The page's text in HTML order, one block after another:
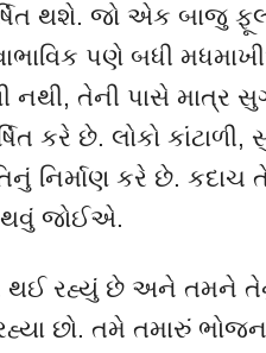
થશે. જો એક બાજુ
પણે બધી
નથી, તેની પાસે માત્ર
કરે છે. લોકો કાંટાળી,
નિર્માણ કરે છે.
જોઈએ.
થઈ રહ્યું છે અને તમને
છો. તમે તમારું